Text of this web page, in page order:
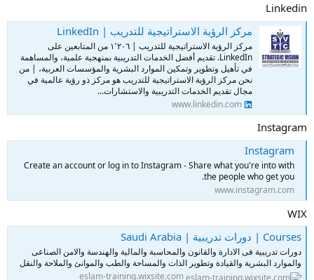
Linkedin
‏مركز الرؤية الاستراتيجية للتدريب‏ | LinkedIn
‏مركز الرؤية الاستراتيجية للتدريب‏ | ‏١٬٢٠٦‏ من المتابعين على
LinkedIn. ‏تقديم أفضل الخدمات التدريبية بمنهجية علمية، والمساهمة
في تأهيل وتطوير وتمكين الموارد البشرية والمؤسسات العربية، | من
نحن مركز الرؤية الاستراتيجية للتدريب هو مركز ذو رؤية عالمية في
مجال تقديم الخدمات التدريبية والاستشارات...
www.linkedin.com
Instagram
Instagram
Create an account or log in to Instagram - Share what you're into with
the people who get you.
www.instagram.com
WIX
Courses | دورات تدريبية | Saudi Arabia
دورات تدريبية فى الادارة والقانون والمحاسبة والمالية والهندسة والامن الصناعى
والموارد البشرية والقيادة وتطوير الذات والمساحة والطب والموانئ والملاحة والنقل
eslam-training.wixsite.com